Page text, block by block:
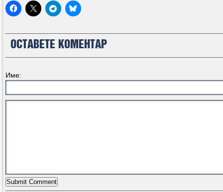
ОСТАВЕТЕ КОМЕНТАР
Име: